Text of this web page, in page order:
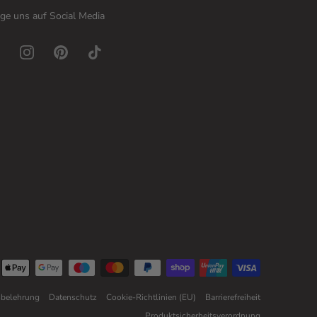
uns auf Social Media
Datenschutz Cookie-Richtlinien (EU)
Barrierefreiheit